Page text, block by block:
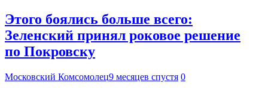
Этого боялись больше всего:
Зеленский принял роковое решение
по Покровску
Московский Комсомолец9 месяцев спустя 0